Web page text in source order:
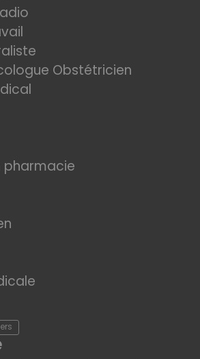
Obstétricien
pharmacie